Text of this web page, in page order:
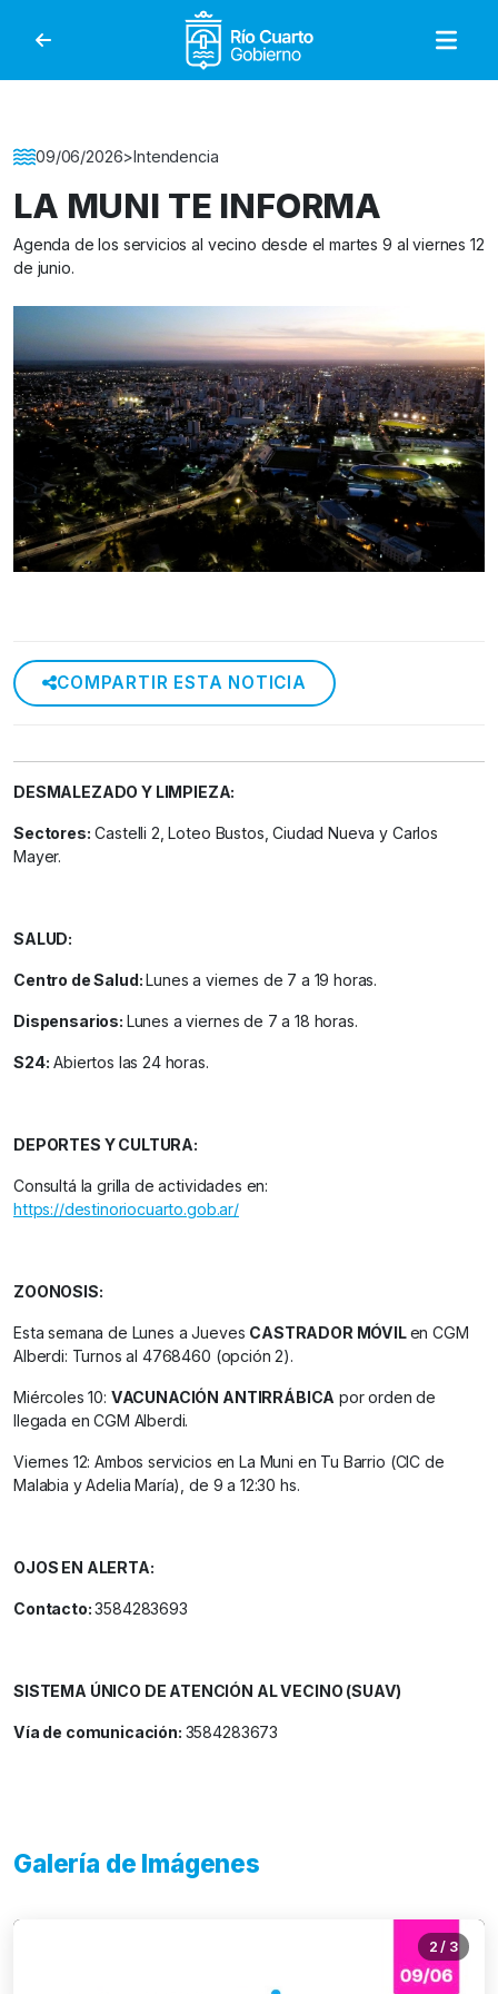
Gobierno de Río
Detalle de la Noticia
09/06/2026>Intendencia
LA MUNI TE INFORMA
Agenda de los servicios al vecino desde el martes 9 al viernes 12
de junio.
COMPARTIR ESTA NOTICIA
DESMALEZADO Y LIMPIEZA:
Sectores: Castelli 2, Loteo Bustos, Ciudad Nueva y Carlos
Mayer.
SALUD:
Centro de Salud:Lunes a viernes de 7 a 19 horas.
Dispensarios: Lunes a viernes de 7 a 18 horas.
S24: Abiertos las 24 horas.
DEPORTES Y CULTURA:
Consultá la grilla de actividades en:
https://destinoriocuarto.gob.ar/
ZOONOSIS:
Esta semana de Lunes a Jueves CASTRADOR MÓVILen CGM
Alberdi: Turnos al 4768460 (opción 2).
Miércoles 10: VACUNACIÓN ANTIRRÁBICA por orden de
llegada en CGM Alberdi.
Viernes 12: Ambos servicios en La Muni en Tu Barrio (CIC de
Malabia y Adelia María), de 9 a 12:30 hs.
OJOS EN ALERTA:
Contacto:3584283693
SISTEMA ÚNICO DE ATENCIÓN AL VECINO (SUAV)
Vía de comunicación: 3584283673
Galería de Imágenes
2 / 3